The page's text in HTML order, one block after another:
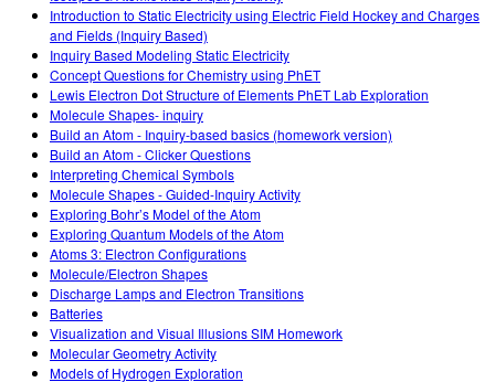
Impact Report
Introduction to Static Electricity using Electric Field Hockey and Charges
and Fields (Inquiry Based)
Inquiry Based Modeling Static Electricity
Concept Questions for Chemistry using PhET
Lewis Electron Dot Structure of Elements PhET Lab Exploration
Molecule Shapes- inquiry
Build an Atom - Inquiry-based basics (homework version)
Build an Atom - Clicker Questions
Interpreting Chemical Symbols
Molecule Shapes - Guided-Inquiry Activity
Exploring Bohr’s Model of the Atom
Exploring Quantum Models of the Atom
Atoms 3: Electron Configurations
Molecule/Electron Shapes
Discharge Lamps and Electron Transitions
Batteries
Visualization and Visual Illusions SIM Homework
Molecular Geometry Activity
Models of Hydrogen Exploration